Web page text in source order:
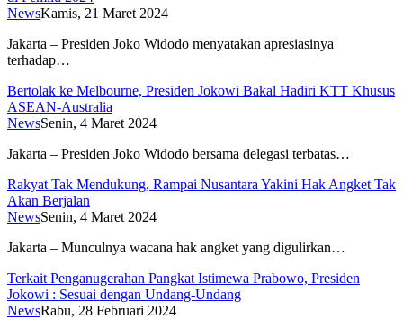
NewsKamis, 21 Maret 2024
Jakarta – Presiden Joko Widodo menyatakan apresiasinya
terhadap…
Bertolak ke Melbourne, Presiden Jokowi Bakal Hadiri KTT Khusus
ASEAN-Australia
NewsSenin, 4 Maret 2024
Jakarta – Presiden Joko Widodo bersama delegasi terbatas…
Rakyat Tak Mendukung, Rampai Nusantara Yakini Hak Angket Tak
Akan Berjalan
NewsSenin, 4 Maret 2024
Jakarta – Munculnya wacana hak angket yang digulirkan…
Terkait Penganugerahan Pangkat Istimewa Prabowo, Presiden
Jokowi : Sesuai dengan Undang-Undang
NewsRabu, 28 Februari 2024